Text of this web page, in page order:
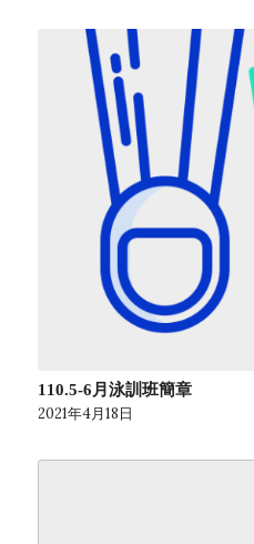
110.5-6月泳訓班簡章
2021年4月18日